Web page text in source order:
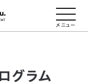
グラム